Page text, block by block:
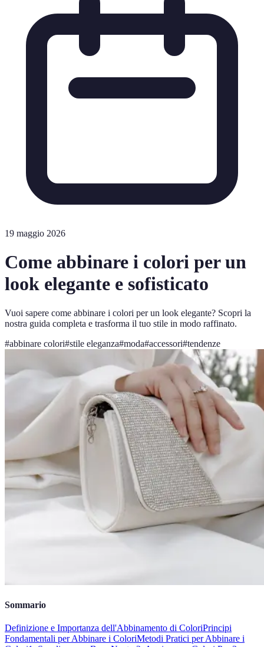
19 maggio 2026
Come abbinare i colori per un
look elegante e sofisticato
Vuoi sapere come abbinare i colori per un look elegante? Scopri la
nostra guida completa e trasforma il tuo stile in modo raffinato.
#abbinare colori#stile eleganza#moda#accessori#tendenze
Sommario
Definizione e Importanza dell'Abbinamento di ColoriPrincipi
Fondamentali per Abbinare i ColoriMetodi Pratici per Abbinare i